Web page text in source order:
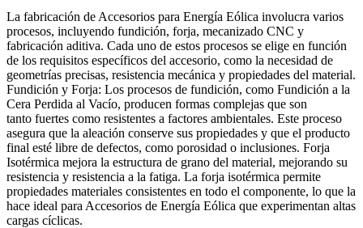
La fabricación de Accesorios para Energía Eólica involucra varios
procesos, incluyendo fundición, forja, mecanizado CNC y
fabricación aditiva. Cada uno de estos procesos se elige en función
de los requisitos específicos del accesorio, como la necesidad de
geometrías precisas, resistencia mecánica y propiedades del material.
Fundición y Forja: Los procesos de fundición, como Fundición a la
Cera Perdida al Vacío, producen formas complejas que son
tanto fuertes como resistentes a factores ambientales. Este proceso
asegura que la aleación conserve sus propiedades y que el producto
final esté libre de defectos, como porosidad o inclusiones. Forja
Isotérmica mejora la estructura de grano del material, mejorando su
resistencia y resistencia a la fatiga. La forja isotérmica permite
propiedades materiales consistentes en todo el componente, lo que la
hace ideal para Accesorios de Energía Eólica que experimentan altas
cargas cíclicas.